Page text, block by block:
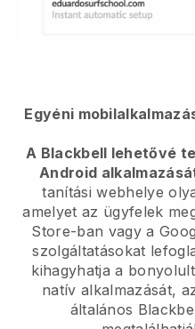
Egyéni
A Blackbell lehetővé
Android
tanítási webhelye
amelyet az ügyfelek
Store-ban vagy a
szolgáltatásokat
kihagyhatja a
natív alkalmazását,
általános